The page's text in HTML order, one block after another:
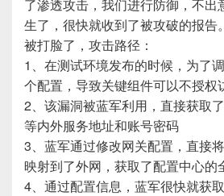
了渗透攻击，我们进行防御，不出
生了，很快就收到了被攻破的报告。
被打脸了，攻击路径：
1、在测试环境发布的时候，为了
个配置，导致关键组件可以不授权
2、该漏洞被蓝军利用，直接获取
等内外服务地址和账号密码
3、蓝军通过修改网关配置，直接
映射到了外网，获取了配置中心的
4、通过配置信息，蓝军很快就获